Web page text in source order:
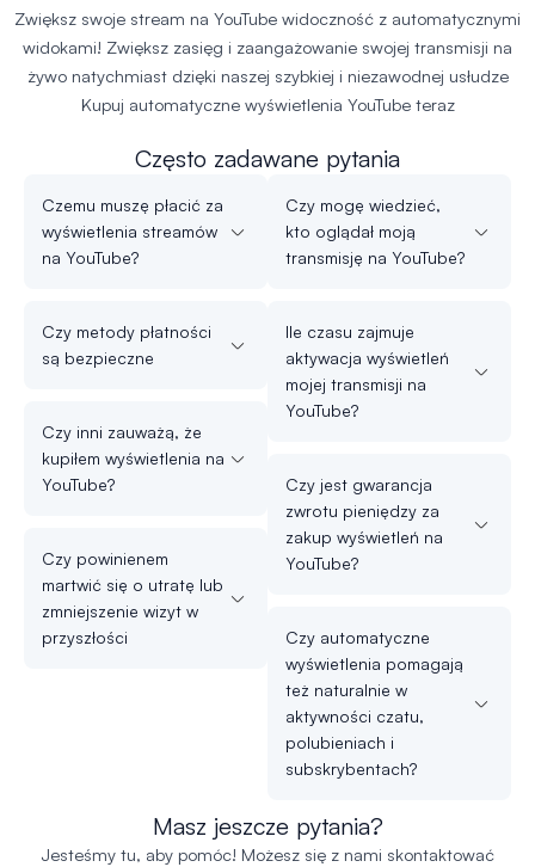
Zwiększ swoje stream na YouTube widoczność z automatycznymi
widokami! Zwiększ zasięg i zaangażowanie swojej transmisji na
żywo natychmiast dzięki naszej szybkiej i niezawodnej usłudze
Kupuj automatyczne wyświetlenia YouTubeteraz
Często zadawane pytania
Czemu muszę płacić za
wyświetlenia streamów
na YouTube?
Czy metody płatności
są bezpieczne
Czy inni zauważą, że
kupiłem wyświetlenia na
YouTube?
Czy powinienem
martwić się o utratę lub
zmniejszenie wizyt w
przyszłości
Czy mogę wiedzieć,
kto oglądał moją
transmisję na YouTube?
Ile czasu zajmuje
aktywacja wyświetleń
mojej transmisji na
YouTube?
Czy jest gwarancja
zwrotu pieniędzy za
zakup wyświetleń na
YouTube?
Czy automatyczne
wyświetlenia pomagają
też naturalnie w
aktywności czatu,
polubieniach i
subskrybentach?
Masz jeszcze pytania?
Jesteśmy tu, aby pomóc! Możesz się z nami skontaktować